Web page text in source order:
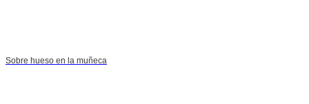
Sobre hueso en la muñeca